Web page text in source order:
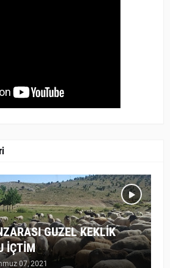
GUZEL KEKLİK
İÇTİM
07, 2021